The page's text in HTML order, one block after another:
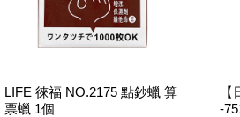
LIFE 徠福 NO.2175 點鈔蠟 算
票蠟 1個
-